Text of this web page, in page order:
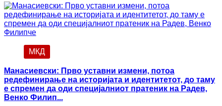
МКД
Манасиевски: Прво уставни измени, потоа
редефинирање на историјата и идентитетот, до таму
е спремен да оди специјалниот пратеник на Радев,
Венко Филип...